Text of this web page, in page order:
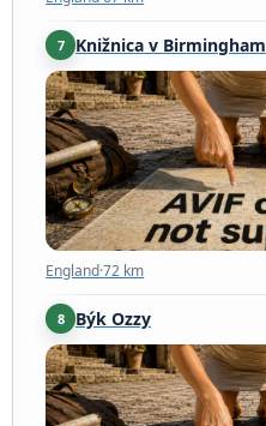
7 Knižnica v Birmingham
England·72 km
England·72 km
8 Býk Ozzy
England·73 km